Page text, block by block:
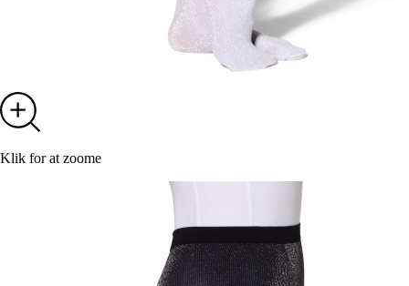
Klik for at zoome